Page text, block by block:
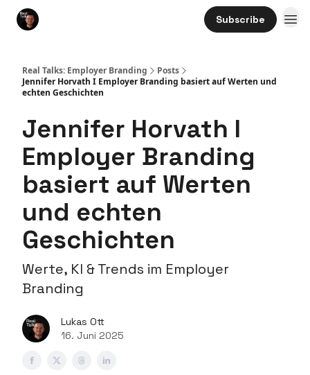
Subscribe
Real Talks: Employer Branding
Posts
Jennifer Horvath I Employer Branding basiert auf Werten und
echten Geschichten
Jennifer Horvath I
Employer Branding
basiert auf Werten
und echten
Geschichten
Werte, KI & Trends im Employer
Branding
Lukas Ott
16. Juni 2025